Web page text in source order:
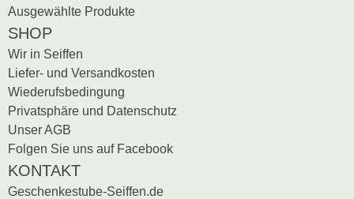
Ausgewählte Produkte
SHOP
Wir in Seiffen
Liefer- und Versandkosten
Wiederufsbedingung
Privatsphäre und Datenschutz
Unser AGB
Folgen Sie uns auf Facebook
KONTAKT
Geschenkestube-Seiffen.de